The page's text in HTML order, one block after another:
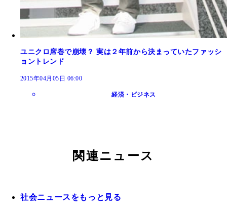
ユニクロ席巻で崩壊？ 実は２年前から決まっていたファッシ
ョントレンド
2015年04月05日 06:00
経済・ビジネス
関連ニュース
社会ニュースをもっと見る